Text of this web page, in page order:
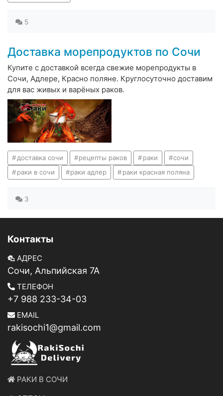
5
Доставка морепродуктов по Сочи
Купите с доставкой всегда свежие морепродукты в
Сочи, Адлере, Красно поляне. Круглосуточно доставим
для вас живых и варёных раков.
доставка сочи рецепты раков раки
сочи
раки в сочи
раки адлер раки красная поляна
3
Контакты
АДРЕС
Сочи, Альпийская 7А
ТЕЛЕФОН
+7 988 233-34-03
EMAIL
rakisochi1@gmail.com
РАКИ В СОЧИ